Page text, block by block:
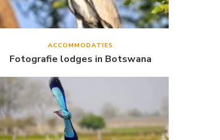
ACCOMMODATIES
Fotografie lodges in Botswana